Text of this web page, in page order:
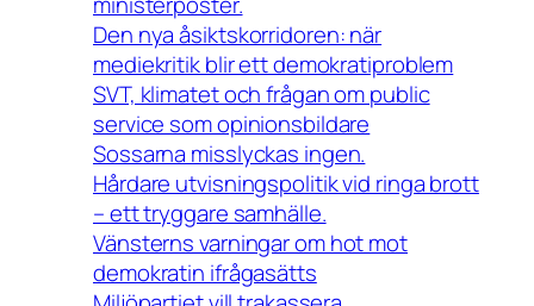
Den nya åsiktskorridoren: när
mediekritik blir ett demokratiproblem
SVT, klimatet och frågan om public
service som opinionsbildare
Sossarna misslyckas ingen.
Hårdare utvisningspolitik vid ringa brott
– ett tryggare samhälle.
Vänsterns varningar om hot mot
demokratin ifrågasätts